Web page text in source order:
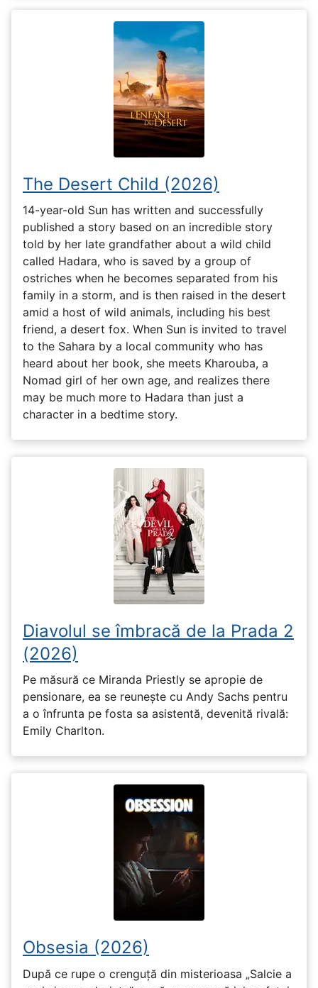
The Desert Child (2026)
14-year-old Sun has written and successfully
published a story based on an incredible story
told by her late grandfather about a wild child
called Hadara, who is saved by a group of
ostriches when he becomes separated from his
family in a storm, and is then raised in the desert
amid a host of wild animals, including his best
friend, a desert fox. When Sun is invited to travel
to the Sahara by a local community who has
heard about her book, she meets Kharouba, a
Nomad girl of her own age, and realizes there
may be much more to Hadara than just a
character in a bedtime story.
Diavolul se îmbracă de la Prada 2
(2026)
Pe măsură ce Miranda Priestly se apropie de
pensionare, ea se reunește cu Andy Sachs pentru
a o înfrunta pe fosta sa asistentă, devenită rivală:
Emily Charlton.
Obsesia (2026)
După ce rupe o crenguță din misterioasa „Salcie a